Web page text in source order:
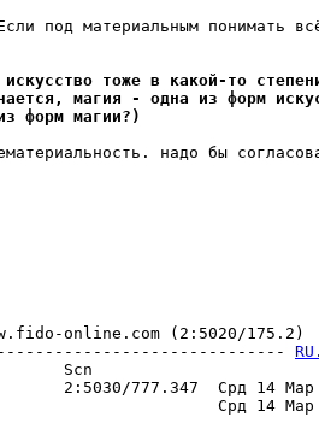
под материальным понимать
тоже в какой-то
магия - одна из форм
форм магии?)
надо бы
online.com (2:5020/175.2)
2:5030/777.347  Срд 14 Мар
Срд 14 Мар